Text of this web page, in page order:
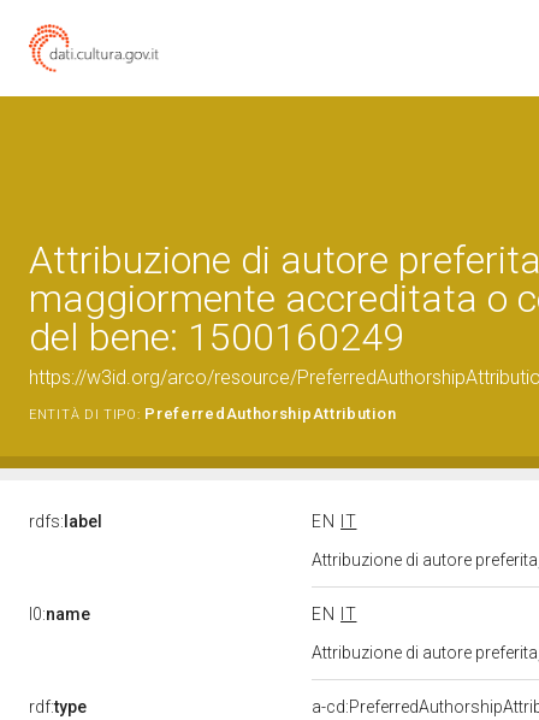
Attribuzione di autore
maggiormente accreditata o
del bene: 1500160249
https://w3id.org/arco/resource/
ENTITÀ DI TIPO: PreferredAuthorshipAttribution
rdfs: label EN
IT
Attribuzione di autore
l0:name EN
IT
Attribuzione di autore
rdf:type
a-